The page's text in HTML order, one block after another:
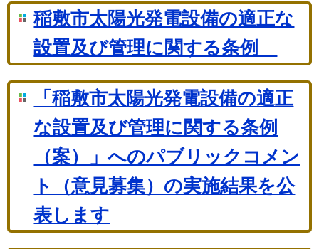
稲敷市太陽光発電設備の適正な
設置及び管理に関する条例
「稲敷市太陽光発電設備の適正
な設置及び管理に関する条例
（案）」へのパブリックコメン
ト（意見募集）の実施結果を公
表します